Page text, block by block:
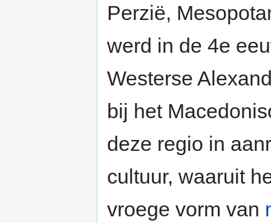
Perzië,
werd in de 4e
Westerse
bij het
deze regio in
cultuur, waaruit
vroege vorm van